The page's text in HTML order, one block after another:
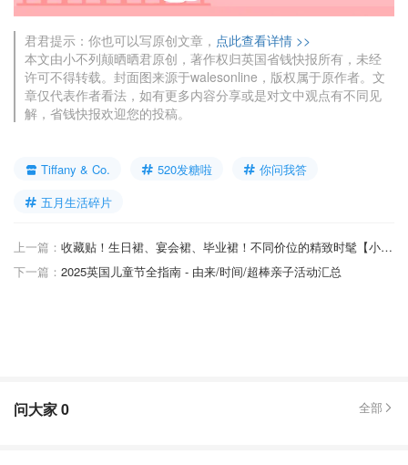
君君提示：你也可以写原创文章， 点此查看详情 >>
本文由小不列颠晒晒君原创，著作权归英国省钱快报所有，未经
许可不得转载。封面图来源于walesonline，版权属于原作者。文
章仅代表作者看法，如有更多内容分享或是对文中观点有不同见
解，省钱快报欢迎您的投稿。
Tiffany & Co. 520发糖啦
你问我答
五月生活碎片
上一篇：
收藏贴！生日裙、宴会裙、毕业裙！不同价位的精致时髦【小礼服裙】品牌推荐！
下一篇： 2025英国儿童节全指南 - 由来/时间/超棒亲子活动汇总
问大家0 全部